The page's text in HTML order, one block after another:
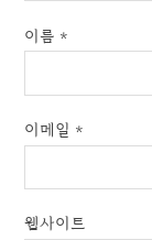
이름 *
이메일 *
웹사이트